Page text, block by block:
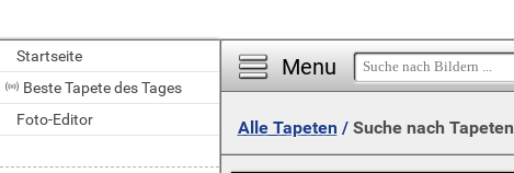
Startseite
Beste Tapete des Tages
Foto-Editor
Menu
Alle Tapeten/ Suche nach Tapeten